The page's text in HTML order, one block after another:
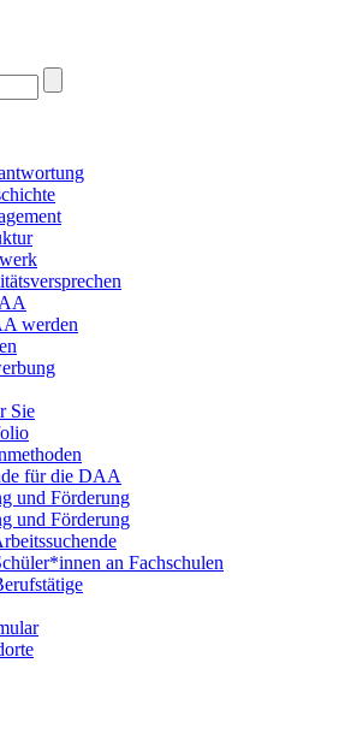
werden
Sie
für die DAA
und Förderung
und Förderung
an Fachschulen